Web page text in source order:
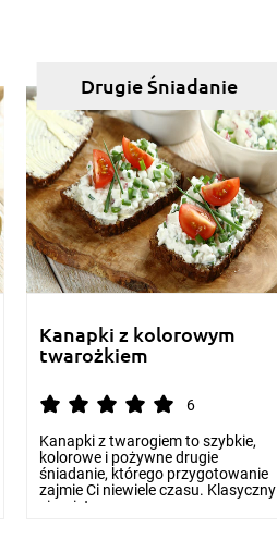
Drugie Śniadanie
Kanapki z kolorowym
twarożkiem
6
Kanapki z twarogiem to szybkie,
kolorowe i pożywne drugie
śniadanie, którego przygotowanie
zajmie Ci niewiele czasu. Klasyczny
ziarnisty ser...